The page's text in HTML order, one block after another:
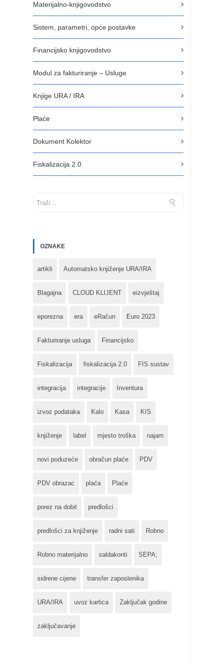
Materijalno-knjigovodstvo
Sistem, parametri, opće postavke
Financijsko knjigovodstvo
Modul za fakturiranje – Usluge
Knjige URA / IRA
Plaće
Dokument Kolektor
Fiskalizacija 2.0
OZNAKE
artikli Automatsko knjiženje URA/IRA
Blagajna CLOUD KLIJENT eizvještaj
eporezna era eRačun Euro 2023
Fakturiranje usluga Financijsko
Fiskalizacija fiskalizacija 2.0 FIS sustav
integracija integracije Inventura
izvoz podataka Kalo Kasa KIS
knjiženje label mjesto troška najam
novi poduzeće obračun plaće PDV
PDV obrazac plaća Plaće
porez na dobit predlošci
predlošci za knjiženje radni sati Robno
Robno materijalno saldakonti SEPA;
sidrene cijene transfer zaposlenika
URA/IRA uvoz kartica Zaključak godine
zaključavanje